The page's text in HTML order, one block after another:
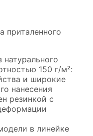
приталенного
150 г/м²:
и широкие
нанесения
резинкой с
в линейке